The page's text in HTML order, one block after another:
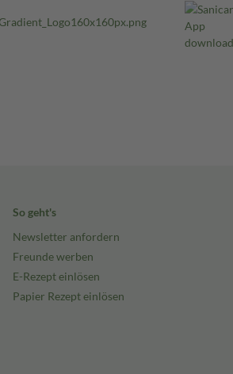
So geht's
Newsletter anfordern
Freunde werben
E-Rezept einlösen
Papier Rezept einlösen